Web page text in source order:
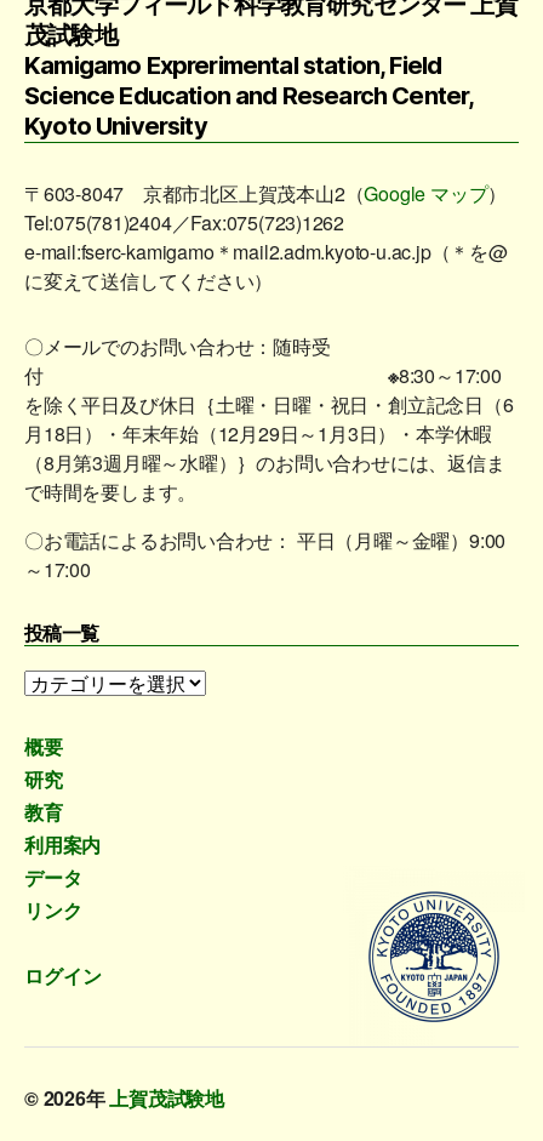
茂試験地
Kamigamo Exprerimental station, Field
Science Education and Research Center,
Kyoto University
〒603-8047 京都市北区上賀茂本山2（Google マップ）
Tel:075(781)2404／Fax:075(723)1262
e-mail:fserc-kamigamo＊mail2.adm.kyoto-u.ac.jp（＊を@
に変えて送信してください）
〇メールでのお問い合わせ：随時受
付※8:30～17:00
を除く平日及び休日｛土曜・日曜・祝日・創立記念日（6
月18日）・年末年始（12月29日～1月3日）・本学休暇
（8月第3週月曜～水曜）｝のお問い合わせには、返信ま
で時間を要します。
〇お電話によるお問い合わせ： 平日（月曜～金曜）9:00
～17:00
投稿一覧
投
一
覧
概要
研究
教育
利用案内
データ
リンク
ログイン
© 2026年上賀茂試験地